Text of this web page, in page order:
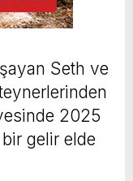
Seth ve
2025
bir gelir elde